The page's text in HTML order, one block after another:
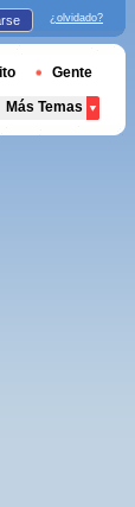
¿olvidado?
Gente
Más Temas